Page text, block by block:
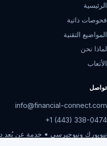
الرئيسية
فحوصات ذاتية
المواضيع التقنية
لماذا نحن
الأتعاب
تواصل
info@financial-connect.com
+1 (443) 338-0474
نيويورك ونيوجيرسي • خدمة عن بُعد